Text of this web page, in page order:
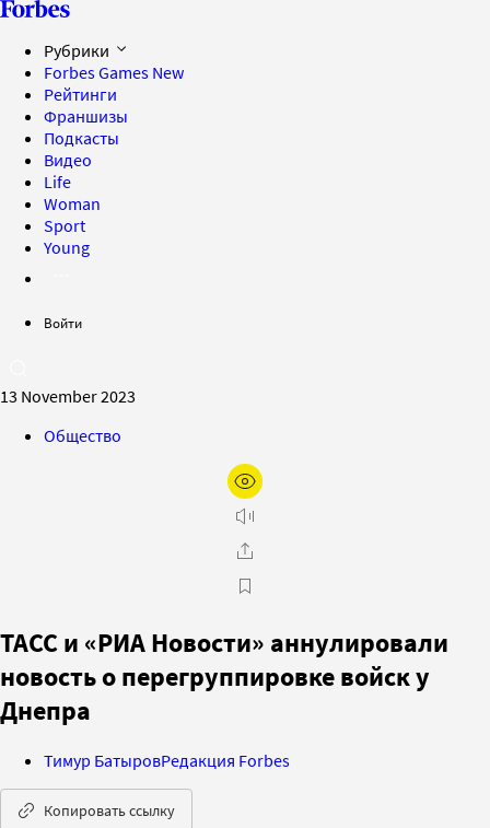
Рубрики
Forbes Games New
Рейтинги
Франшизы
Подкасты
Видео
Life
Woman
Sport
Young
Войти
13 November 2023
Общество
ТАСС и «РИА Новости» аннулировали
новость о перегруппировке войск у
Днепра
Тимур БатыровРедакция Forbes
Копировать ссылку